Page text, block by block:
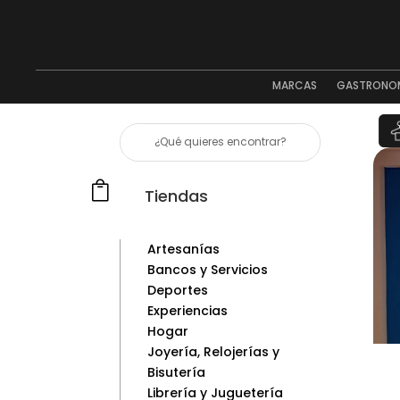
MARCAS
 Tiendas
Artesanías
Bancos y Servicios
Deportes
Experiencias
Hogar
Joyería, Relojerías y
Bisutería
Librería y Juguetería